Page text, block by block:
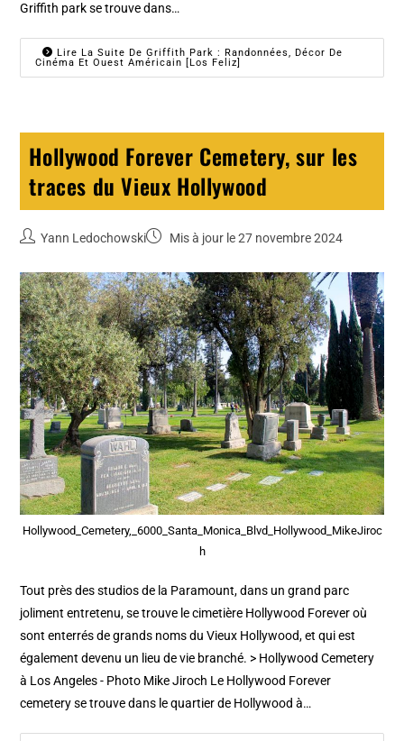
Griffith park se trouve dans…
Lire La Suite De Griffith Park : Randonnées, Décor De
Cinéma Et Ouest Américain [Los Feliz]
Hollywood Forever Cemetery, sur les
traces du Vieux Hollywood
Yann Ledochowski Mis à jour le 27 novembre 2024
Hollywood_Cemetery,_6000_Santa_Monica_Blvd_Hollywood_MikeJiroc
h
Tout près des studios de la Paramount, dans un grand parc
joliment entretenu, se trouve le cimetière Hollywood Forever où
sont enterrés de grands noms du Vieux Hollywood, et qui est
également devenu un lieu de vie branché. > Hollywood Cemetery
à Los Angeles - Photo Mike Jiroch Le Hollywood Forever
cemetery se trouve dans le quartier de Hollywood à…